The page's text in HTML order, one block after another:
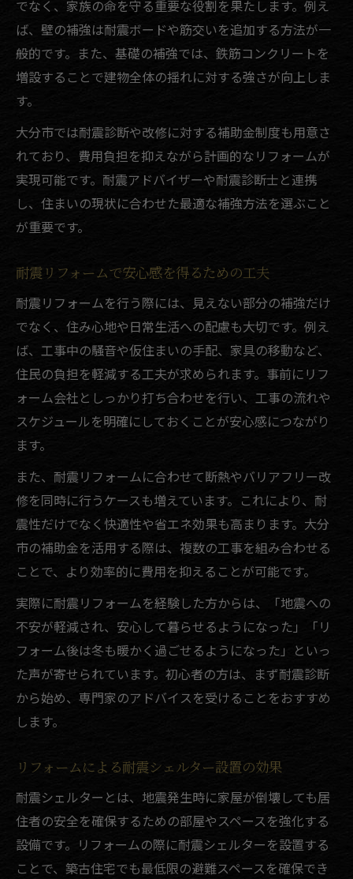
でなく、家族の命を守る重要な役割を果たします。例え
ば、壁の補強は耐震ボードや筋交いを追加する方法が一
般的です。また、基礎の補強では、鉄筋コンクリートを
増設することで建物全体の揺れに対する強さが向上しま
す。
大分市では耐震診断や改修に対する補助金制度も用意さ
れており、費用負担を抑えながら計画的なリフォームが
実現可能です。耐震アドバイザーや耐震診断士と連携
し、住まいの現状に合わせた最適な補強方法を選ぶこと
が重要です。
耐震リフォームで安心感を得るための工夫
耐震リフォームを行う際には、見えない部分の補強だけ
でなく、住み心地や日常生活への配慮も大切です。例え
ば、工事中の騒音や仮住まいの手配、家具の移動など、
住民の負担を軽減する工夫が求められます。事前にリフ
ォーム会社としっかり打ち合わせを行い、工事の流れや
スケジュールを明確にしておくことが安心感につながり
ます。
また、耐震リフォームに合わせて断熱やバリアフリー改
修を同時に行うケースも増えています。これにより、耐
震性だけでなく快適性や省エネ効果も高まります。大分
市の補助金を活用する際は、複数の工事を組み合わせる
ことで、より効率的に費用を抑えることが可能です。
実際に耐震リフォームを経験した方からは、「地震への
不安が軽減され、安心して暮らせるようになった」「リ
フォーム後は冬も暖かく過ごせるようになった」といっ
た声が寄せられています。初心者の方は、まず耐震診断
から始め、専門家のアドバイスを受けることをおすすめ
します。
リフォームによる耐震シェルター設置の効果
耐震シェルターとは、地震発生時に家屋が倒壊しても居
住者の安全を確保するための部屋やスペースを強化する
設備です。リフォームの際に耐震シェルターを設置する
ことで、築古住宅でも最低限の避難スペースを確保でき